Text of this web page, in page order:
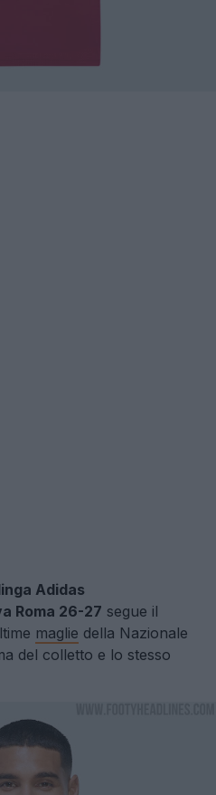
Adidas
Roma 26-27 segue il
maglie della Nazionale
del colletto e lo stesso